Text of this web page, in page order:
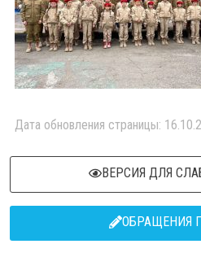
Дата обновления страницы:
ВЕРСИЯ ДЛЯ
ОБРАЩЕНИЯ